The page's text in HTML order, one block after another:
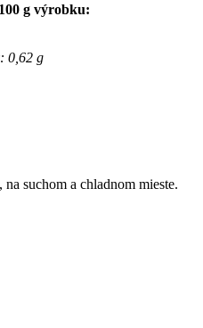
g výrobku:
0,62 g
suchom a chladnom mieste.